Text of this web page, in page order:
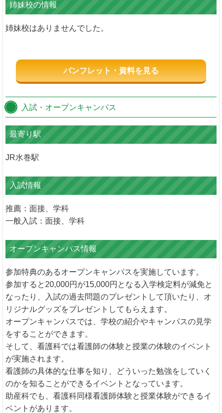
姉妹校の情報
姉妹校はありませんでした。
パンフレット・資料を見る
入試・オープンキャンパス
最寄り駅
JR水巻駅
入試情報
推薦：面接、学科
一般入試：面接、学科
オープンキャンパス情報
参加特典のあるオープンキャンパスを実施しています。
参加すると20,000円が15,000円となる入学検定料が減免と
なったり、入試の過去問題のプレゼントして頂いたり、オ
リジナルグッズをプレゼントしてもらえます。
オープンキャンパスでは、学校の紹介やキャンパスの見学
をすることができます。
そして、看護科では看護師の体験と授業の体験のイベント
が実施されます。
看護師の具体的な仕事を知り、どういった勉強をしていく
のかを知ることができるイベントとなっています。
助産科でも、看護科同様看護師体験と授業体験ができるイ
ベントがあります。